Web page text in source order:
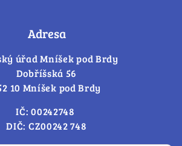
Adresa
úřad Mníšek pod Brdy
Dobříšská 56
10 Mníšek pod Brdy
IČ: 00242748
DIČ: CZ00242 748